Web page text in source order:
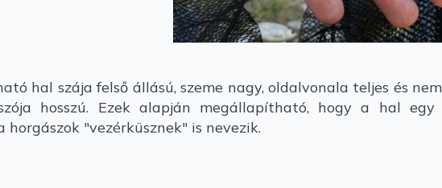
hal szája felső állású, szeme nagy, oldalvonala teljes és
hosszú. Ezek alapján megállapítható, hogy a hal egy
horgászok "vezérküsznek" is nevezik.